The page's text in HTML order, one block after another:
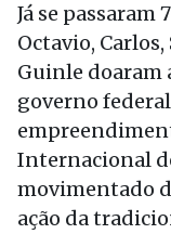
Já se passaram
Octavio,
Guinle doaram
governo
Internacional
movimentado
ação da